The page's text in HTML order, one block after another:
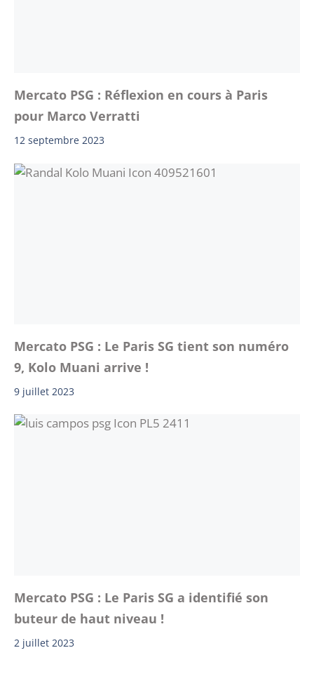
Mercato PSG : Réflexion en cours à Paris
pour Marco Verratti
12 septembre 2023
Mercato PSG : Le Paris SG tient son numéro
9, Kolo Muani arrive !
9 juillet 2023
Mercato PSG : Le Paris SG a identifié son
buteur de haut niveau !
2 juillet 2023